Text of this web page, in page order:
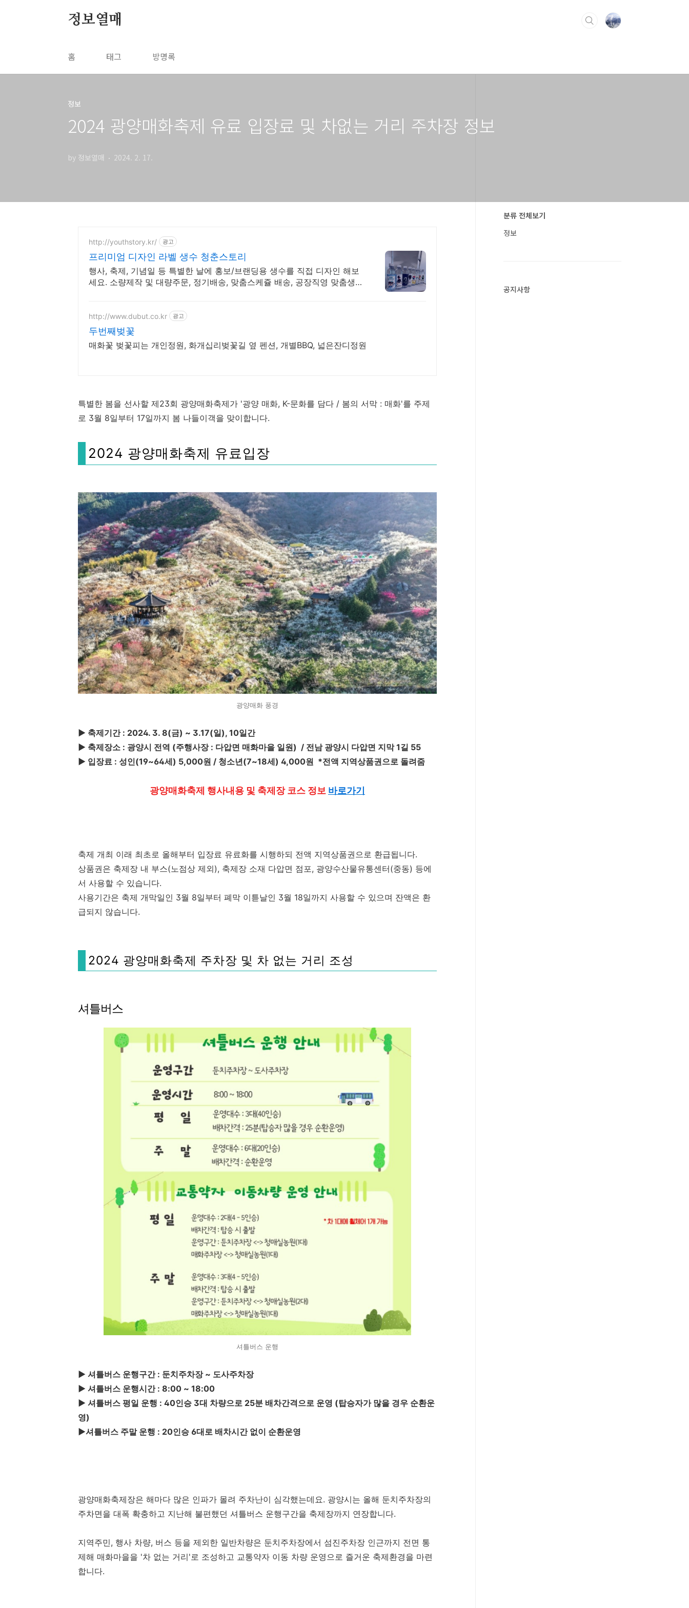
정보열매
홈 태그 방명록
정보
2024 광양매화축제 유료 입장료 및 차없는 거리 주차장 정보
by 정보열매 2024. 2. 17.
http://youthstory.kr/ 광고
프리미엄 디자인 라벨 생수 청춘스토리
행사, 축제, 기념일 등 특별한 날에 홍보/브랜딩용 생수를 직접 디자인 해보
세요. 소량제작 및 대량주문, 정기배송, 맞춤스케쥴 배송, 공장직영 맞춤생수
http://www.dubut.co.kr 광고
두번째벚꽃
매화꽃 벚꽃피는 개인정원, 화개십리벚꽃길 옆 펜션, 개별BBQ, 넓은잔디정원
특별한 봄을 선사할 제23회 광양매화축제가 '광양 매화, K-문화를 담다 / 봄의 서막 : 매화'를 주제
로 3월 8일부터 17일까지 봄 나들이객을 맞이합니다.
2024 광양매화축제 유료입장
광양매화 풍경
▶ 축제기간 : 2024. 3. 8(금) ~ 3.17(일), 10일간
▶ 축제장소 : 광양시 전역 (주행사장 : 다압면 매화마을 일원) / 전남 광양시 다압면 지막 1길 55
▶ 입장료 : 성인(19~64세) 5,000원 / 청소년(7~18세) 4,000원 *전액 지역상품권으로 돌려줌
광양매화축제 행사내용 및 축제장 코스 정보 바로가기
축제 개최 이래 최초로 올해부터 입장료 유료화를 시행하되 전액 지역상품권으로 환급됩니다.
상품권은 축제장 내 부스(노점상 제외), 축제장 소재 다압면 점포, 광양수산물유통센터(중동) 등에
서 사용할 수 있습니다.
사용기간은 축제 개막일인 3월 8일부터 폐막 이튿날인 3월 18일까지 사용할 수 있으며 잔액은 환
급되지 않습니다.
2024 광양매화축제 주차장 및 차 없는 거리 조성
셔틀버스
셔틀버스 운행
▶ 셔틀버스 운행구간 : 둔치주차장 ~ 도사주차장
▶ 셔틀버스 운행시간 : 8:00 ~ 18:00
▶ 셔틀버스 평일 운행 : 40인승 3대 차량으로 25분 배차간격으로 운영 (탑승자가 많을 경우 순환운
영)
▶셔틀버스 주말 운행 : 20인승 6대로 배차시간 없이 순환운영
광양매화축제장은 해마다 많은 인파가 몰려 주차난이 심각했는데요. 광양시는 올해 둔치주차장의
주차면을 대폭 확충하고 지난해 불편했던 셔틀버스 운행구간을 축제장까지 연장합니다.
지역주민, 행사 차량, 버스 등을 제외한 일반차량은 둔치주차장에서 섬진주차장 인근까지 전면 통
제해 매화마을을 '차 없는 거리'로 조성하고 교통약자 이동 차량 운영으로 즐거운 축제환경을 마련
합니다.
분류 전체보기
정보
공지사항